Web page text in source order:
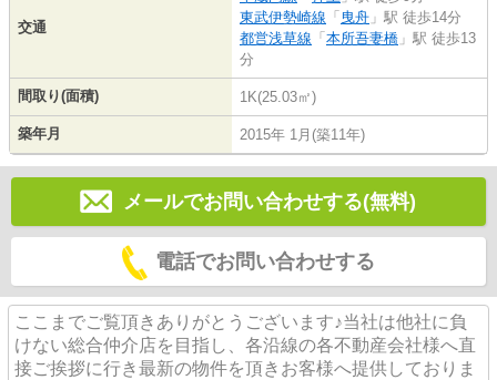
交通
東武伊勢崎線 「 曳舟 」駅 徒歩14分
都営浅草線 「 本所吾妻橋 」駅 徒歩13
分
間取り(面積) 1K(25.03㎡)
築年月 2015年 1月(築11年)
メールでお問い合わせする(無料)
電話でお問い合わせする
ここまでご覧頂きありがとうございます♪当社は他社に負
けない総合仲介店を目指し、各沿線の各不動産会社様へ直
接ご挨拶に行き最新の物件を頂きお客様へ提供しておりま